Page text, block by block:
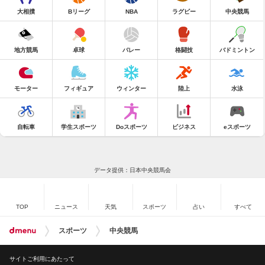
大相撲 Bリーグ NBA ラグビー 中央競馬
地方競馬 卓球 バレー 格闘技 バドミントン
モーター フィギュア ウィンター 陸上 水泳
自転車 学生スポーツ Doスポーツ ビジネス eスポーツ
データ提供：日本中央競馬会
TOP ニュース 天気 スポーツ 占い すべて
スポーツ 中央競馬
サイトご利用にあたって